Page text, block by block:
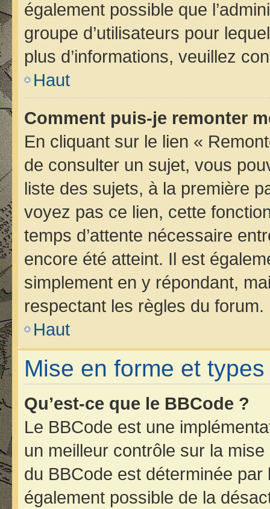
également possible que
groupe d’utilisateurs pour
plus d’informations, veuillez
Haut
Comment puis-je remonter
En cliquant sur le lien «
de consulter un sujet, vous
liste des sujets, à la première
voyez pas ce lien, cette
temps d’attente nécessaire
encore été atteint. Il est
simplement en y répondant,
respectant les règles du forum.
Haut
Mise en forme et
Qu’est-ce que le BBCode ?
Le BBCode est une
un meilleur contrôle sur la mise
du BBCode est déterminée par
également possible de la